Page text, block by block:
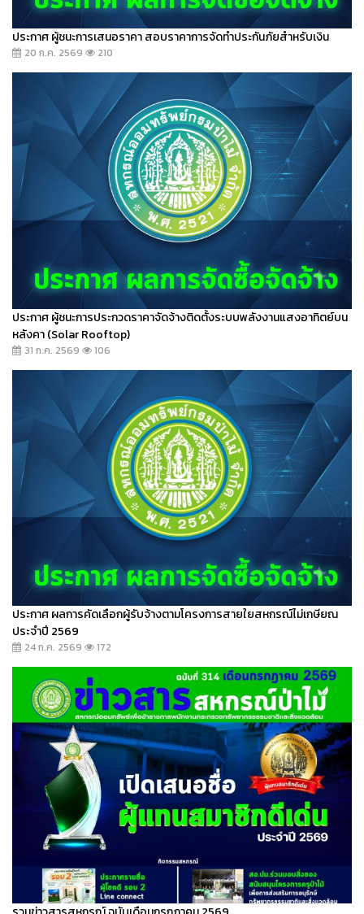
ประกาศ ผู้ชนะการเสนอราคา สอบราคาการจัดทำประกันภัยสำหรับเงิน
20 ก.ค. 2569 210
ประกาศ ผู้ชนะการประกวดราคาจัดจ้างติดตั้งระบบพลังงานแสงอาทิตย์บน
หลังคา (Solar Rooftop)
31 ก.ค. 2569 106
ประกาศ ผลการคัดเลือกผู้รับจ้างตามโครงการสายใยสหกรณ์ไม่เกษียณ
ประจำปี 2569
24 ก.ค. 2569 172